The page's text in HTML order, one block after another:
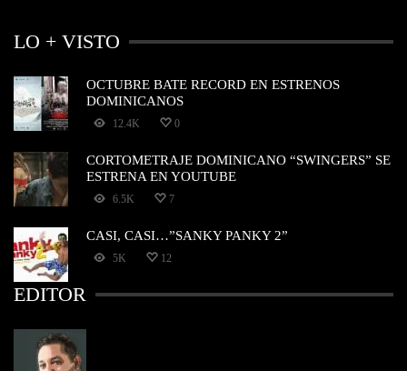
LO + VISTO
OCTUBRE BATE RECORD EN ESTRENOS
DOMINICANOS
12.4K 0
CORTOMETRAJE DOMINICANO “SWINGERS” SE
ESTRENA EN YOUTUBE
6.5K 7
CASI, CASI…”SANKY PANKY 2”
5K 12
EDITOR